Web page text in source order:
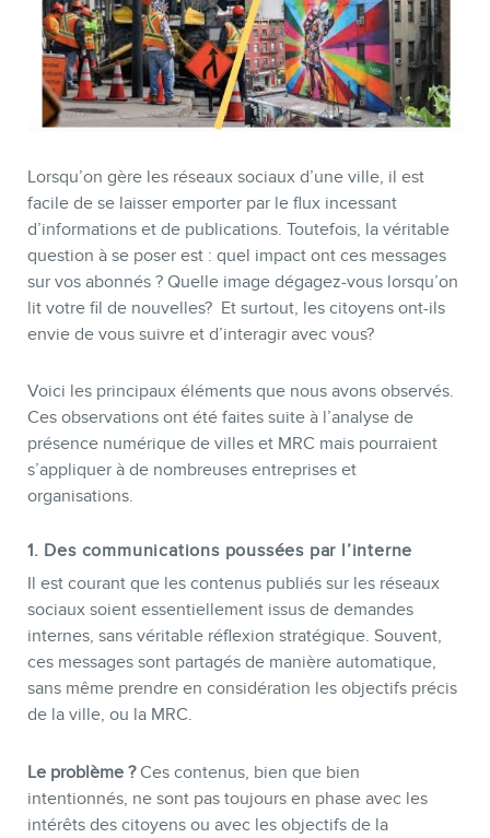
CONTACT
MEMBRES
Lorsqu’on gère les réseaux sociaux d’une ville, il est
facile de se laisser emporter par le flux incessant
d’informations et de publications. Toutefois, la véritable
question à se poser est : quel impact ont ces messages
sur vos abonnés ? Quelle image dégagez-vous lorsqu’on
lit votre fil de nouvelles? Et surtout, les citoyens ont-ils
envie de vous suivre et d’interagir avec vous?
Voici les principaux éléments que nous avons observés.
Ces observations ont été faites suite à l’analyse de
présence numérique de villes et MRC mais pourraient
s’appliquer à de nombreuses entreprises et
organisations.
1. Des communications poussées par l’interne
Il est courant que les contenus publiés sur les réseaux
sociaux soient essentiellement issus de demandes
internes, sans véritable réflexion stratégique. Souvent,
ces messages sont partagés de manière automatique,
sans même prendre en considération les objectifs précis
de la ville, ou la MRC.
Le problème ?Ces contenus, bien que bien
intentionnés, ne sont pas toujours en phase avec les
intérêts des citoyens ou avec les objectifs de la